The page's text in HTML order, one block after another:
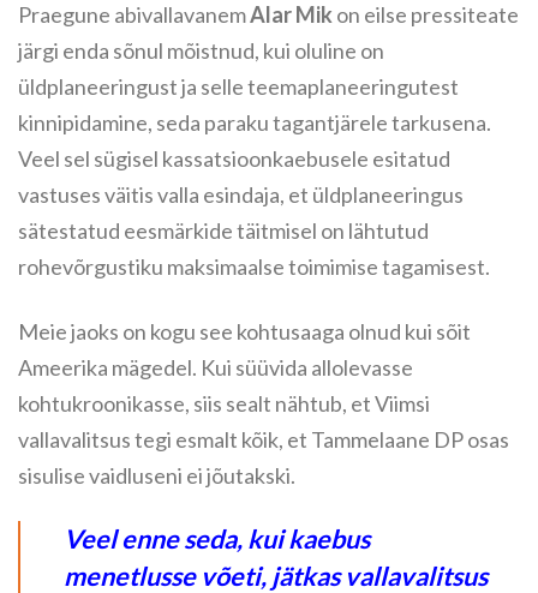
Praegune abivallavanemAlar Mik on eilse pressiteate
järgi enda sõnul mõistnud, kui oluline on
üldplaneeringust ja selle teemaplaneeringutest
kinnipidamine, seda paraku tagantjärele tarkusena.
Veel sel sügisel kassatsioonkaebusele esitatud
vastuses väitis valla esindaja, et üldplaneeringus
sätestatud eesmärkide täitmisel on lähtutud
rohevõrgustiku maksimaalse toimimise tagamisest.
Meie jaoks on kogu see kohtusaaga olnud kui sõit
Ameerika mägedel. Kui süüvida allolevasse
kohtukroonikasse, siis sealt nähtub, et Viimsi
vallavalitsus tegi esmalt kõik, et Tammelaane DP osas
sisulise vaidluseni ei jõutakski.
Veel enne seda, kui kaebus
menetlusse võeti, jätkas vallavalitsus